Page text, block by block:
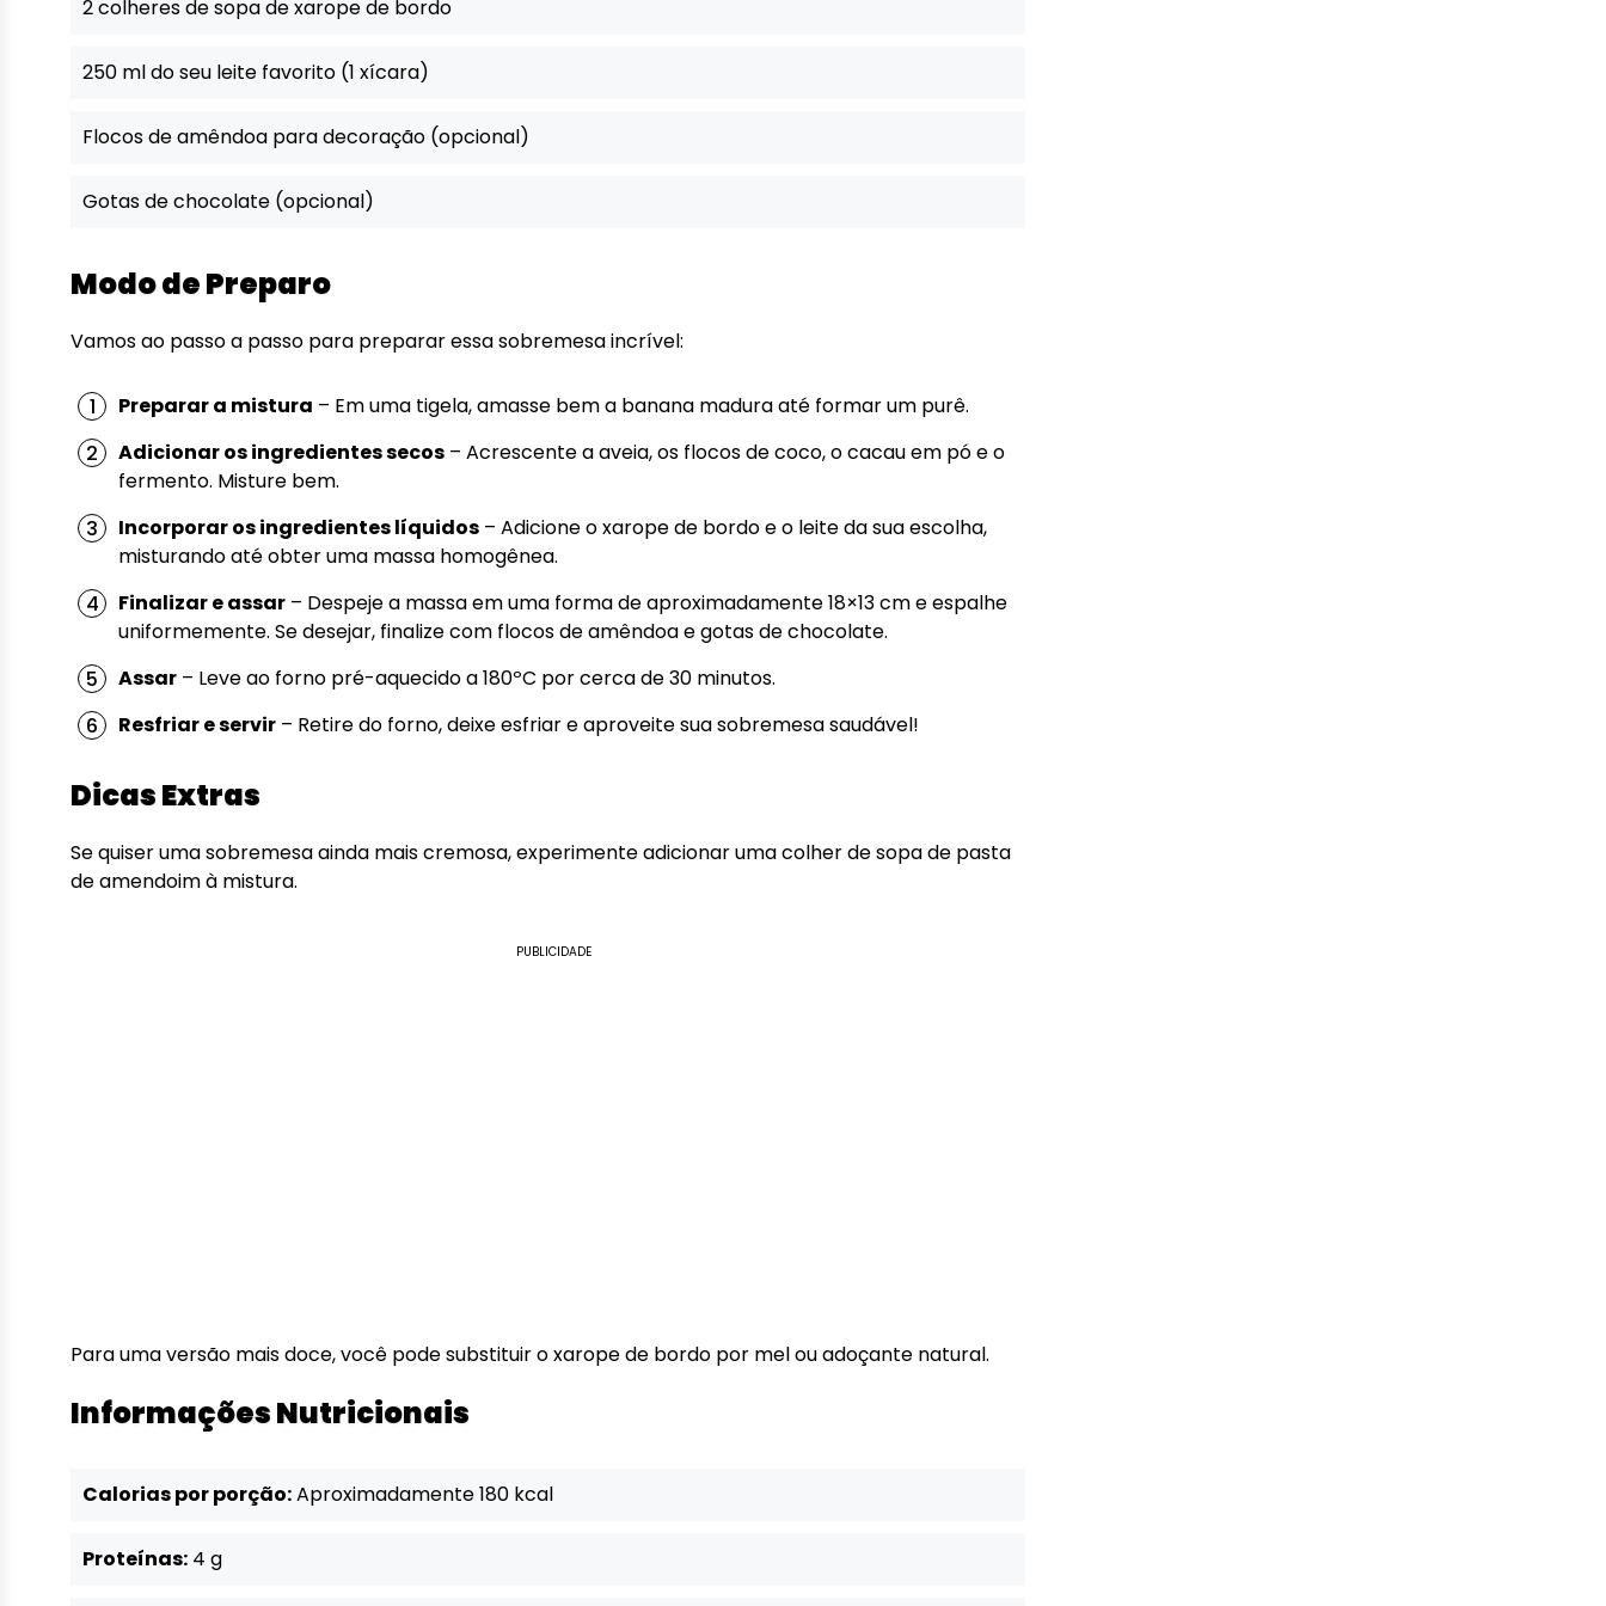
2 colheres de sopa de xarope de bordo
250 ml do seu leite favorito (1 xícara)
Flocos de amêndoa para decoração (opcional)
Gotas de chocolate (opcional)
Modo de Preparo
Vamos ao passo a passo para preparar essa sobremesa incrível:
Preparar a mistura – Em uma tigela, amasse bem a banana madura até formar um purê.
Adicionar os ingredientes secos – Acrescente a aveia, os flocos de coco, o cacau em pó e o
fermento. Misture bem.
Incorporar os ingredientes líquidos – Adicione o xarope de bordo e o leite da sua escolha,
misturando até obter uma massa homogênea.
Finalizar e assar – Despeje a massa em uma forma de aproximadamente 18×13 cm e espalhe
uniformemente. Se desejar, finalize com flocos de amêndoa e gotas de chocolate.
Assar – Leve ao forno pré-aquecido a 180ºC por cerca de 30 minutos.
Resfriar e servir – Retire do forno, deixe esfriar e aproveite sua sobremesa saudável!
Dicas Extras
Se quiser uma sobremesa ainda mais cremosa, experimente adicionar uma colher de sopa de pasta
de amendoim à mistura.
PUBLICIDADE
Para uma versão mais doce, você pode substituir o xarope de bordo por mel ou adoçante natural.
Informações Nutricionais
Calorias por porção:Aproximadamente 180 kcal
Proteínas: 4 g